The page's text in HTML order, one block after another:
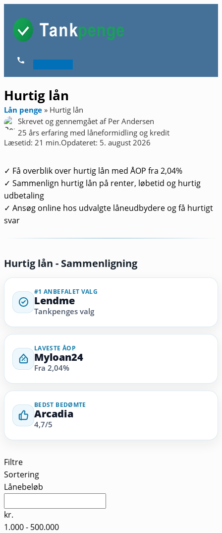
indholdet
Hovedmenu
Hurtig lån
Lån penge » Hurtig lån
Skrevet og gennemgået af Per Andersen
25 års erfaring med låneformidling og kredit
Læsetid: 21 min.Opdateret: 5. august 2026
✓ Få overblik over hurtig lån med ÅOP fra 2,04%
✓ Sammenlign hurtig lån på renter, løbetid og hurtig
udbetaling
✓ Ansøg online hos udvalgte låneudbydere og få hurtigt
svar
Hurtig lån - Sammenligning
#1 ANBEFALET VALG
Lendme
Tankpenges valg
LAVESTE ÅOP
Myloan24
Fra 2,04%
BEDST BEDØMTE
Arcadia
4,7/5
Filtre
Sortering
Lånebeløb
kr.
1.000- 500.000